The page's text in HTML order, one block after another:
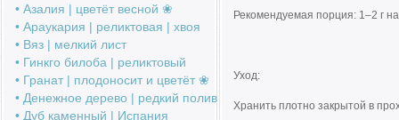
Рекомендуемая порция: 1–2 г
Уход:
Хранить плотно закрытой в
• Азалия | цветёт весной ❀
• Араукария | реликтовая | хвоя
• Вяз | мелкий лист
• Гинкго билоба | реликтовый
• Гранат | плодоносит и цветёт ❀
• Денежное дерево | редкий полив
• Дуб каменный | Испания